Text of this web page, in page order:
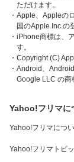
ただけます。
・Apple、Appleの
国のApple Inc.の
・iPhone商標は、
す。
・Copyright (C)
・Android、
Google LLC の商
Yahoo!フリマに
Yahoo!フリマにつ
Yahoo!フリマトピ